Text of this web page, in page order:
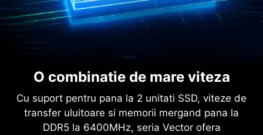
O combinatie de mare viteza
Cu suport pentru pana la 2 unitati SSD, viteze de
transfer uluitoare si memorii mergand pana la
DDR5 la 6400MHz, seria Vector ofera